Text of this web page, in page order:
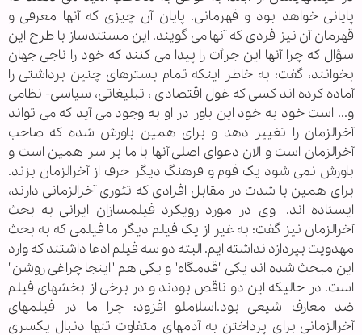
پایانی خواهد بود و قهرمانی. پایان آن چیزی که آنها معرفی و
قهرمان آن نیز فردی که آنها می گویند. این مستندساز با طرح این
سؤال که چرا آنها این جرأت را پیدا می کنند که خود را ناجی جهان
بخوانند، گفت: به خاطر اینکه تمام بسترهای چنین برداشتی را
آماده کرده اند کسی که غول اقتصادی ، تبلیغاتی، سیاسی- نظامی
و... است خود به خود این باور در او به وجود می آید که می تواند
آخرالزمان را تغییر دهد و برای همین باورش شده که صاحب
آخرالزمان است و الان دعوای اصلی آنها با ما بر سر همین است و
باورش نمی شود یک قوم و فرهنگ دیگر حرف از آخرالزمان بزند.
برای همین با شدت در مقابل افرادی که تئوری آخرالزمانی دارند،
ایستاده اند. وی در مورد رویکرد فیلمسازان ایرانی به بحث
آخرالزمان نیز گفت: به غیر از یک فیلم دیگر ما فیلمی که به بحث
مهدویت بپردازد نداشته ایم. البته دو سه فیلم ادعا داشتند که وارد
این مبحث شده اند یکی "قدمگاه" و یکی هم "اینجا چراغی روشن"
است. در حالیکه این دو ناقص بودند و در برخی از بخشهای فیلم
ضد معارف شیعی بود.اسلاملو افزود: چرا ما در فیلمهای
آخرالزمانی برای پرداختن به آدمهای متفاوت تنها دنبال یکسری